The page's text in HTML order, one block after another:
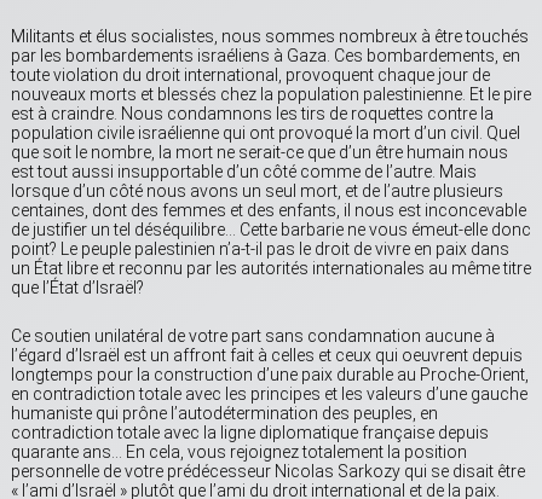
Militants et élus socialistes, nous sommes nombreux à être touchés
par les bombardements israéliens à Gaza. Ces bombardements, en
toute violation du droit international, provoquent chaque jour de
nouveaux morts et blessés chez la population palestinienne. Et le pire
est à craindre. Nous condamnons les tirs de roquettes contre la
population civile israélienne qui ont provoqué la mort d’un civil. Quel
que soit le nombre, la mort ne serait-ce que d’un être humain nous
est tout aussi insupportable d’un côté comme de l’autre. Mais
lorsque d’un côté nous avons un seul mort, et de l’autre plusieurs
centaines, dont des femmes et des enfants, il nous est inconcevable
de justifier un tel déséquilibre… Cette barbarie ne vous émeut-elle donc
point? Le peuple palestinien n’a-t-il pas le droit de vivre en paix dans
un État libre et reconnu par les autorités internationales au même titre
que l’État d’Israël?
Ce soutien unilatéral de votre part sans condamnation aucune à
l’égard d’Israël est un affront fait à celles et ceux qui oeuvrent depuis
longtemps pour la construction d’une paix durable au Proche-Orient,
en contradiction totale avec les principes et les valeurs d’une gauche
humaniste qui prône l’autodétermination des peuples, en
contradiction totale avec la ligne diplomatique française depuis
quarante ans… En cela, vous rejoignez totalement la position
personnelle de votre prédécesseur Nicolas Sarkozy qui se disait être
« l’ami d’Israël » plutôt que l’ami du droit international et de la paix.